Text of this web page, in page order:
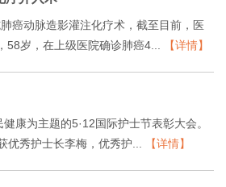
癌动脉造影灌注化疗术，截至目前，医
58岁，在上级医院确诊肺癌4...
【详情】
康为主题的5·12国际护士节表彰大会。
优秀护士长李梅，优秀护...
【详情】